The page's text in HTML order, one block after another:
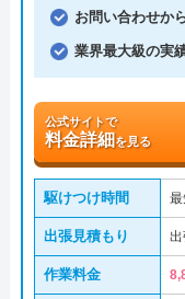
お問い合わせか
業界最大級の実
公式サイトで
料金詳細を見る
駆けつけ時間
出張見積もり
作業料金